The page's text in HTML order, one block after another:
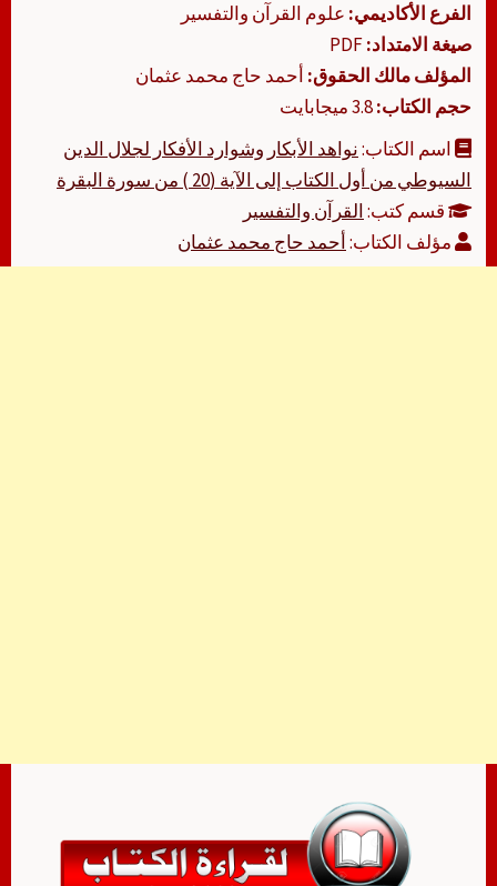
الفرع الأكاديمي: علوم القرآن والتفسير
صيغة الامتداد:
المؤلف مالك الحقوق: أحمد حاج محمد عثمان
حجم الكتاب:
اسم الكتاب:نواهد الأبكار وشوارد الأفكار لجلال الدين
السيوطي من أول الكتاب إلى الآية (20 ) من سورة البقرة
قسم كتب:القرآن والتفسير
مؤلف الكتاب:أحمد حاج محمد عثمان